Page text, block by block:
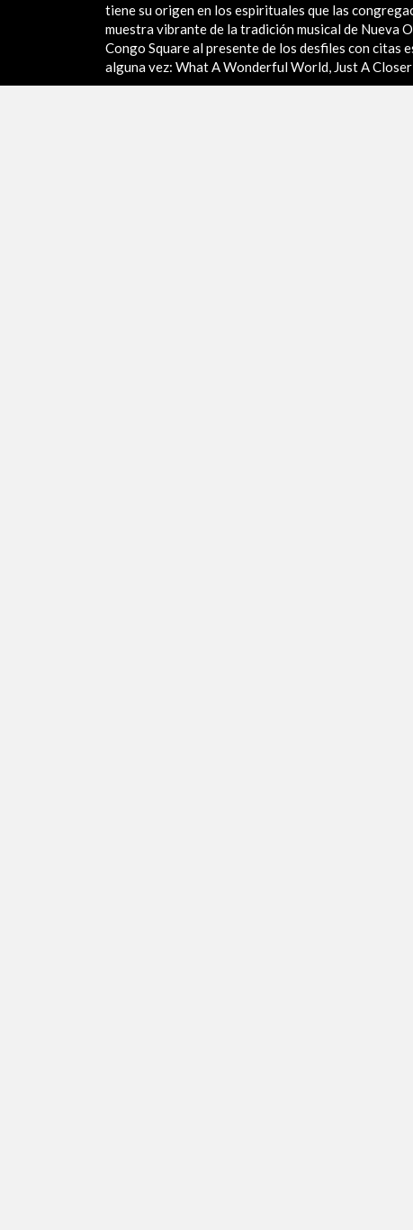
tiene su origen en los espirituales que las
muestra vibrante de la tradición musical de Nueva
Congo Square al presente de los desfiles con citas
alguna vez: What A Wonderful World, Just A